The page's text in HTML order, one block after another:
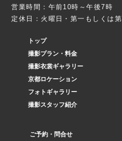
営業時間：午前10時～午後7時
定休日：火曜日・第一もしくは第
トップ
撮影プラン・料金
撮影衣裳ギャラリー
京都ロケーション
フォトギャラリー
撮影スタッフ紹介
ご予約・問合せ